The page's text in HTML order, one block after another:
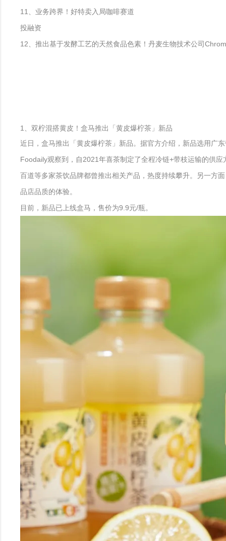
11、业务跨界！好特卖入局咖啡赛道
投融资
12、推出基于发酵工艺的天然食品色素！丹麦生物技术公司
1、双柠混搭黄皮！盒马推出「黄皮爆柠茶」新品
近日，盒马推出「黄皮爆柠茶」新品。据官方介绍，新品选用广
Foodaily观察到，自2021年喜茶制定了全程冷链+带枝运输的供
百道等多家茶饮品牌都曾推出相关产品，热度持续攀升。另一方
品店品质的体验。
目前，新品已上线盒马，售价为9.9元/瓶。